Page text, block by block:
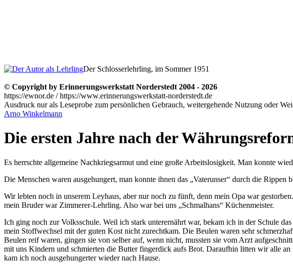
Der Schlosserlehrling, im Sommer 1951
© Copyright by Erinnerungswerkstatt Norderstedt 2004 - 2026
https://ewnor.de / https://www.erinnerungswerkstatt-norderstedt.de
Ausdruck nur als Leseprobe zum persönlichen Gebrauch, weitergehende Nutzung oder
Arno Winkelmann
Die ersten Jahre nach der
Es herrschte allgemeine Nachkriegsarmut und eine große Arbeitslosigkeit. Man konnte
Die Menschen waren ausgehungert, man konnte ihnen das
Vaterunser
durch die Rippen
Wir lebten noch in unserem Leyhaus, aber nur noch zu fünft, denn mein Opa war
mein Bruder war Zimmerer-Lehrling. Also war bei uns
Schmalhans
Küchenmeister.
Ich ging noch zur Volksschule. Weil ich stark unterernährt war, bekam ich in der Schule das
mein Stoffwechsel mit der guten Kost nicht zurechtkam. Die Beulen waren sehr
Beulen reif waren, gingen sie von selber auf, wenn nicht, mussten sie vom Arzt
mit uns Kindern und schmierten die Butter fingerdick aufs Brot. Daraufhin litten wir alle
kam ich noch ausgehungerter wieder nach Hause.